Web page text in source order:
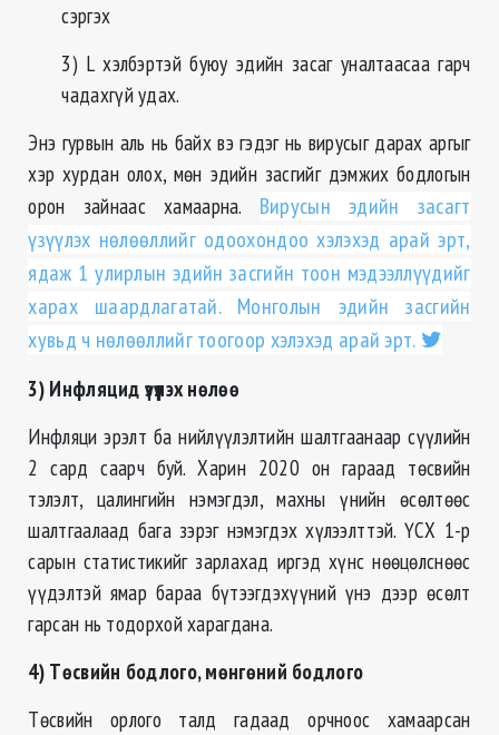
сэргэх
3) L хэлбэртэй буюу эдийн засаг уналтаасаа гарч
чадахгүй удах.
Энэ гурвын аль нь байх вэ гэдэг нь вирусыг дарах аргыг
хэр хурдан олох, мөн эдийн засгийг дэмжих бодлогын
орон зайнаас хамаарна. Вирусын эдийн засагт
үзүүлэх нөлөөллийг одоохондоо хэлэхэд арай эрт,
ядаж 1 улирлын эдийн засгийн тоон мэдээллүүдийг
харах шаардлагатай. Монголын эдийн засгийн
хувьд ч нөлөөллийг тоогоор хэлэхэд арай эрт.
3) Инфляцид үзүүлэх нөлөө
Инфляци эрэлт ба нийлүүлэлтийн шалтгаанаар сүүлийн
2 сард саарч буй. Харин 2020 он гараад төсвийн
тэлэлт, цалингийн нэмэгдэл, махны үнийн өсөлтөөс
шалтгаалаад бага зэрэг нэмэгдэх хүлээлттэй. ҮСХ 1-р
сарын статистикийг зарлахад иргэд хүнс нөөцөлснөөс
үүдэлтэй ямар бараа бүтээгдэхүүний үнэ дээр өсөлт
гарсан нь тодорхой харагдана.
4) Төсвийн бодлого, мөнгөний бодлого
Төсвийн орлого талд гадаад орчноос хамаарсан